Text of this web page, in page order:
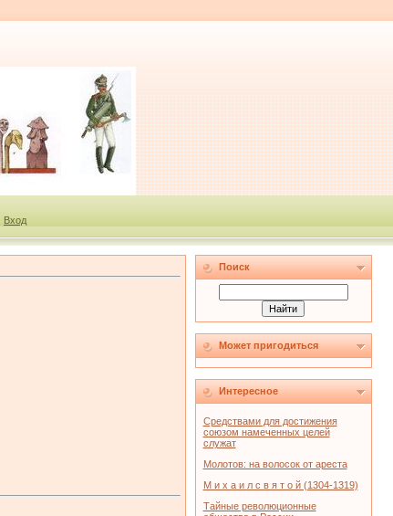
Вход
Поиск
Может пригодиться
Интересное
Средствами для достижения
союзом намеченных целей
служат
Молотов: на волосок от ареста
М и х а и л с в я т о й (1304-1319)
Тайные революционные